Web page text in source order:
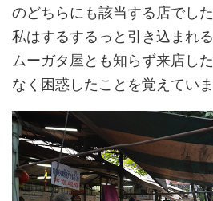
のどちらにも該当する店でした
私はするするっと引き込まれる
ムーガタ屋とも知らず来店し
なく困惑したことを覚えていま